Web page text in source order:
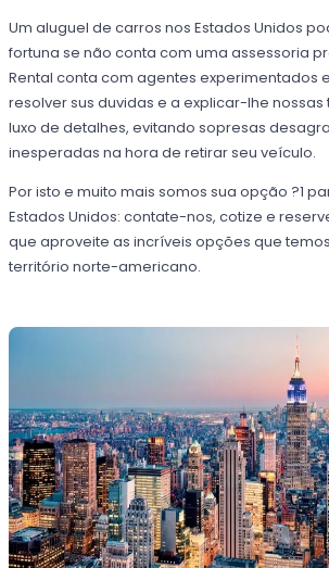
Um aluguel de carros nos Estados Unidos
fortuna se não conta com uma assessoria
Rental conta com agentes experimentados
resolver sus duvidas e a explicar-lhe
luxo de detalhes, evitando sopresas
inesperadas na hora de retirar seu veículo.
Por isto e muito mais somos sua opção ?1
Estados Unidos: contate-nos, cotize e
que aproveite as incríveis opções que
território norte-americano.